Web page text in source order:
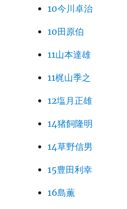
10今川卓治
10田原伯
11山本達雄
11梶山季之
12塩月正雄
14猪飼隆明
14草野信男
15豊田利幸
16島薫